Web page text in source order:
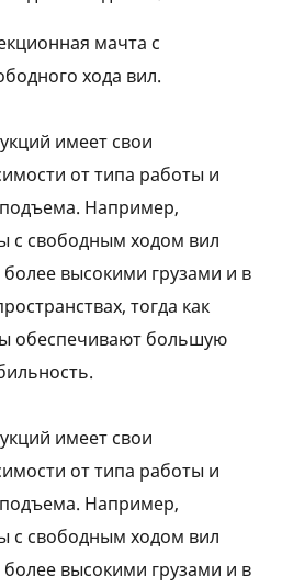
мачта с
хода вил.
имеет свои
от типа работы и
Например,
с свободным ходом вил
высокими грузами и в
тогда как
обеспечивают большую
имеет свои
от типа работы и
Например,
с свободным ходом вил
высокими грузами и в